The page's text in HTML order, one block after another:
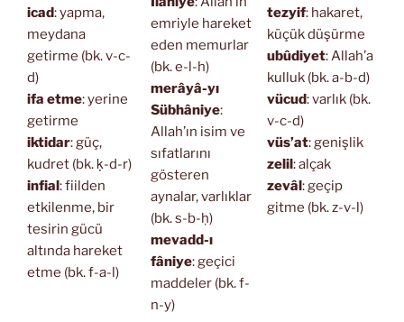
icad: yapma,
meydana
getirme (bk. v-c-
d)
ifa etme: yerine
getirme
iktidar: güç,
kudret (bk. ḳ-d-r)
infial: fiilden
etkilenme, bir
tesirin gücü
altında hareket
etme (bk. f-a-l)
emriyle hareket
eden memurlar
(bk. e-l-h)
merâyâ-yı
Sübhâniye:
Allah’ın isim ve
sıfatlarını
gösteren
aynalar, varlıklar
(bk. s-b-ḥ)
mevadd-ı
fâniye: geçici
maddeler (bk. f-
n-y)
tezyif: hakaret,
küçük düşürme
ubûdiyet: Allah’a
kulluk (bk. a-b-d)
vücud: varlık (bk.
v-c-d)
vüs’at: genişlik
zelil: alçak
zevâl: geçip
gitme (bk. z-v-l)